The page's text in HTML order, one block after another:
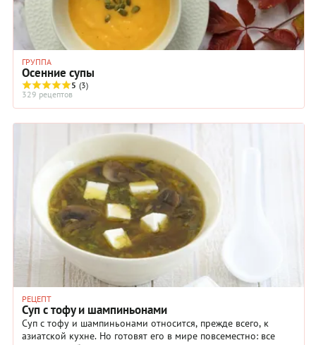
ГРУППА
Осенние супы
5 (3)
329 рецептов
РЕЦЕПТ
Суп с тофу и шампиньонами
Суп с тофу и шампиньонами относится, прежде всего, к
азиатской кухне. Но готовят его в мире повсеместно: все